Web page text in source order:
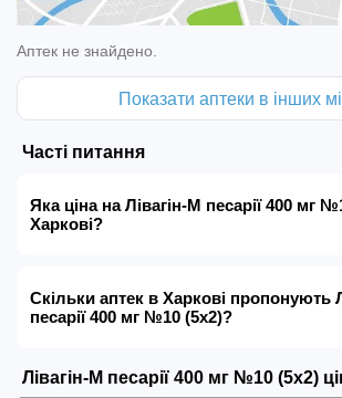
Аптек не знайдено.
Показати аптеки в інших
Часті питання
Яка ціна на Лівагін-М песарії 400 мг
Харкові?
Скільки аптек в Харкові пропонують
песарії 400 мг №10 (5х2)?
Лівагін-М песарії 400 мг №10 (5х2)